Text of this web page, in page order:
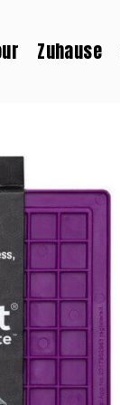
Zuhause